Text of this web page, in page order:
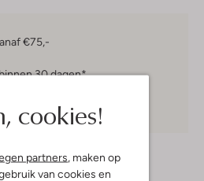
cookies!
partners, maken op
van cookies en
€75,-
30 dagen*